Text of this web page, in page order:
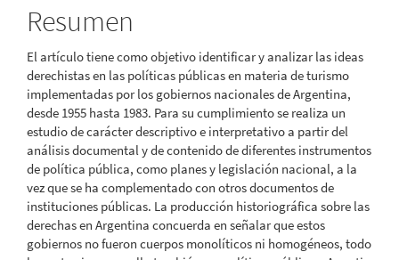
del
artículo
Resumen
El artículo tiene como objetivo identificar y analizar las ideas
derechistas en las políticas públicas en materia de turismo
implementadas por los gobiernos nacionales de Argentina,
desde 1955 hasta 1983. Para su cumplimiento se realiza un
estudio de carácter descriptivo e interpretativo a partir del
análisis documental y de contenido de diferentes instrumentos
de política pública, como planes y legislación nacional, a la
vez que se ha complementado con otros documentos de
instituciones públicas. La producción historiográfica sobre las
derechas en Argentina concuerda en señalar que estos
gobiernos no fueron cuerpos monolíticos ni homogéneos, todo